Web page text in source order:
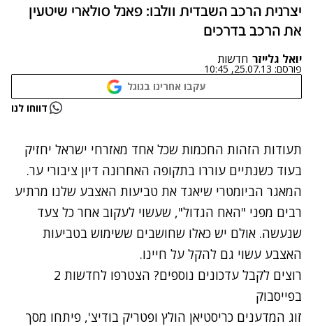
יצרנית הרכב השבדית וולבו: פאנל סולארי שיטעין
את הרכב בדרכים
יואל גלייזר חדשות
פורסם: 25.07.13, 10:45
עקבו אחרינו בגוגל
נתקלנו בבעיה דווחו לנו
תעודות הזהות החכמות שכל אחד מאזרחי ישראל יחזיק
בעוד כשנתיים עוררו בתקופה האחרונה דיון ציבורי ער.
המאגר הביומטרי שיאגד את טביעות האצבע שלנו מרתיע
רבים מפני "האח הגדול", שעשוי לעקוב אחר כל צעד
שנעשה. אולם יש כאלו שחושבים ששימוש בטביעות
האצבע עשוי גם להקל על חיינו.
רוצים לקבל עדכונים נוספים? הצטרפו לחדשות 2
בפייסבוק
זוג המדענים כריסטיאן הולץ ופטריק בודיצ', פיתחו מסך